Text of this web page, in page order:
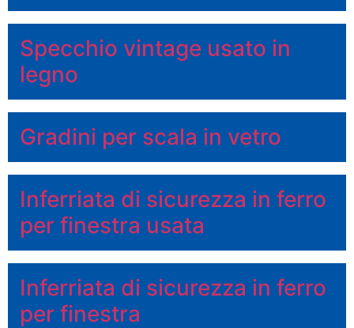
Specchio vintage usato in
legno
Gradini per scala in vetro
Inferriata di sicurezza in ferro
per finestra usata
Inferriata di sicurezza in ferro
per finestra